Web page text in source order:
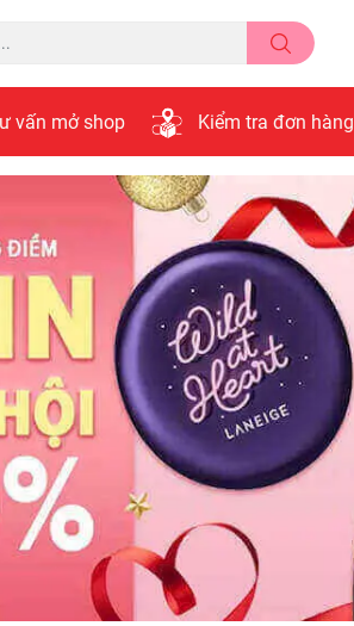
vấn mở shop Kiểm tra đơn hàng